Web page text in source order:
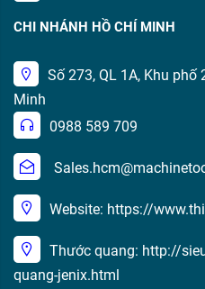
CHI NHÁNH HỒ CHÍ MINH
Số 273, QL 1A, Khu phố
Minh
0988 589 709
Website: https://
Thước quang: http://
quang-jenix.html